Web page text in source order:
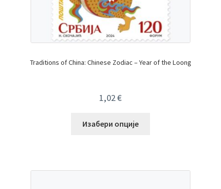
Traditions of China: Chinese Zodiac – Year of the Loong
1,02€
Изабери опције